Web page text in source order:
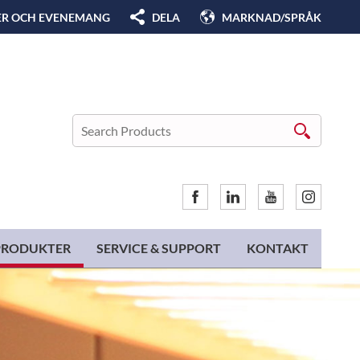
OCH EVENEMANG DELA MARKNAD/SPRÅK
KONTAKT
SERVICE & SUPPORT